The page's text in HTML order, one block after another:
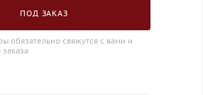
ПОД ЗАКАЗ
обязательно свяжутся с вами и
заказа